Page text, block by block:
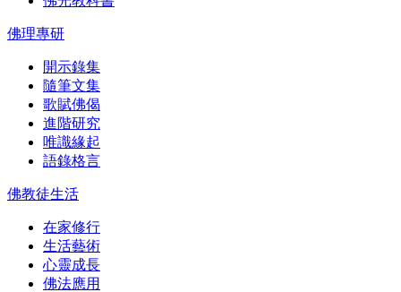
佛理專研
開示錄集
隨筆文集
歌賦佛偈
進階研究
唯識緣起
語錄格言
佛教徒生活
在家修行
生活藝術
心靈成長
佛法應用